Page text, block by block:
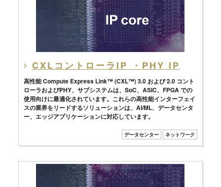
CXLコントローラIP ・PHY IP
高性能 Compute Express Link™ (CXL™) 3.0 および 2.0 コント
ローラおよびPHY、サブシステムは、SoC、ASIC、FPGA での
使用向けに最適化されています。これらの高性能インターフェイ
スの業界をリードするソリューションは、AI/ML、データセンタ
ー、エッジアプリケーションに対応しています。
データセンター ネットワーク